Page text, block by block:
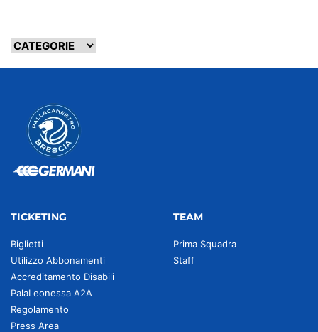
TICKETING
Biglietti
Utilizzo Abbonamenti
Accreditamento Disabili
PalaLeonessa A2A
Regolamento
Press Area
TEAM
Prima Squadra
Staff